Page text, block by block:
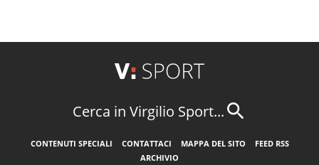
Cerca in Virgilio Sport...
CONTENUTI SPECIALI CONTATTACI MAPPA DEL SITO
FEED RSS
ARCHIVIO